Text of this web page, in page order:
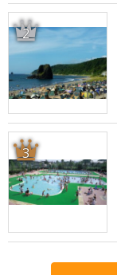
2
3